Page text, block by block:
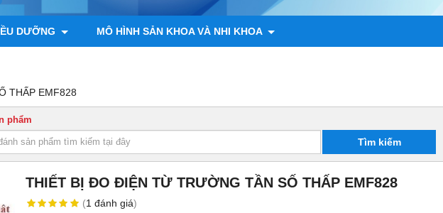
DƯỠNG MÔ HÌNH SẢN KHOA VÀ NHI KHOA
THẤP EMF828
phẩm
Tìm kiếm
THIẾT BỊ ĐO ĐIỆN TỪ TRƯỜNG TẦN SỐ THẤP EMF828
(1đánh giá)